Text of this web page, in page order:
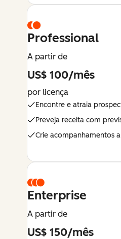
Professional
A partir de
US$ 100/mês
por licença
Encontre e atraia
Preveja receita com
Crie acompanhamentos
Enterprise
A partir de
US$ 150/mês